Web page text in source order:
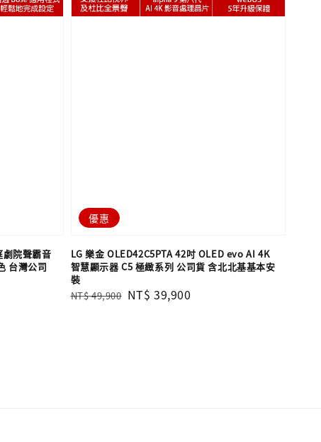
院聲霸音
台灣公司
優惠
LG 樂金 OLED42C5PTA 42吋 OLED evo AI 4K
智慧顯示器 C5 極緻系列 公司貨 含北北基基本安
裝
Regular
NT$ 49,900 Sale
NT$ 39,900